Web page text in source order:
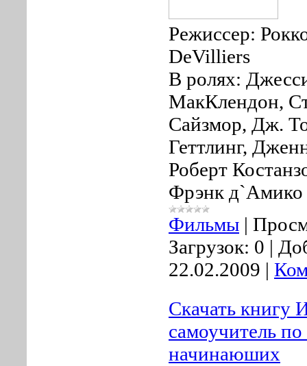
Режиссер:
DeVilliers
В ролях:
МакКлендон,
Сайзмор, Дж.
Геттлинг,
Роберт
Фрэнк д`Амико
Фильмы |
Загрузок: 0 |
22.02.2009 |
Скачать книгу
самоучитель
начинаюших